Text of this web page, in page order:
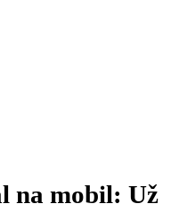
na mobil: Už